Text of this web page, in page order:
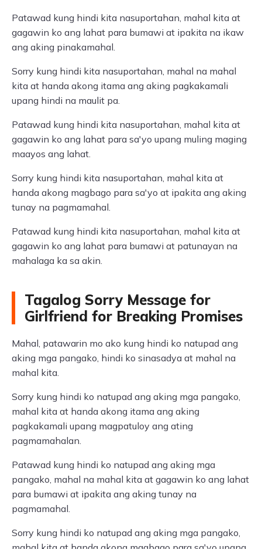
Patawad kung hindi kita nasuportahan, mahal kita at
gagawin ko ang lahat para bumawi at ipakita na ikaw
ang aking pinakamahal.
Sorry kung hindi kita nasuportahan, mahal na mahal
kita at handa akong itama ang aking pagkakamali
upang hindi na maulit pa.
Patawad kung hindi kita nasuportahan, mahal kita at
gagawin ko ang lahat para sa'yo upang muling maging
maayos ang lahat.
Sorry kung hindi kita nasuportahan, mahal kita at
handa akong magbago para sa'yo at ipakita ang aking
tunay na pagmamahal.
Patawad kung hindi kita nasuportahan, mahal kita at
gagawin ko ang lahat para bumawi at patunayan na
mahalaga ka sa akin.
Tagalog Sorry Message for
Girlfriend for Breaking Promises
Mahal, patawarin mo ako kung hindi ko natupad ang
aking mga pangako, hindi ko sinasadya at mahal na
mahal kita.
Sorry kung hindi ko natupad ang aking mga pangako,
mahal kita at handa akong itama ang aking
pagkakamali upang magpatuloy ang ating
pagmamahalan.
Patawad kung hindi ko natupad ang aking mga
pangako, mahal na mahal kita at gagawin ko ang lahat
para bumawi at ipakita ang aking tunay na
pagmamahal.
Sorry kung hindi ko natupad ang aking mga pangako,